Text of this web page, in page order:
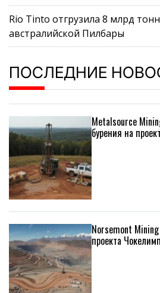
Rio Tinto отгрузила 8 млрд
австралийской Пилбары
ПОСЛЕДНИЕ
Metalsource
бурения на
Norsemont
проекта